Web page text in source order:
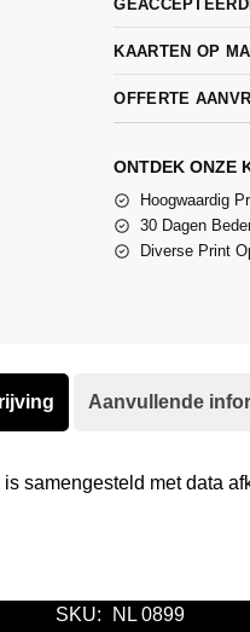
KAARTEN OP
OFFERTE
ONTDEK ONZE
Hoogwaardig
30 Dagen
Diverse Print
Aanvullende
samengesteld met data
SKU:
NL 0899